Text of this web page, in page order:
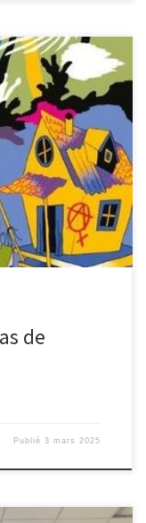
prévue le lundi 31
et maintenant, il faut
l’état de
et analyses
de
Publié3 mars 2025